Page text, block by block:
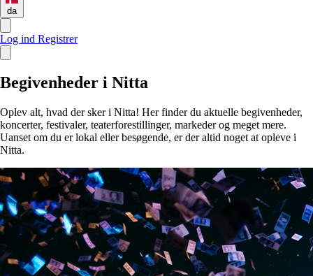
da
Log ind Registrer
Begivenheder i Nitta
Oplev alt, hvad der sker i Nitta! Her finder du aktuelle begivenheder,
koncerter, festivaler, teaterforestillinger, markeder og meget mere.
Uanset om du er lokal eller besøgende, er der altid noget at opleve i
Nitta.